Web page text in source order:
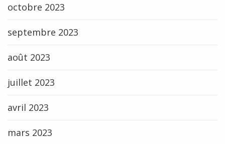
octobre 2023
septembre 2023
août 2023
juillet 2023
avril 2023
mars 2023